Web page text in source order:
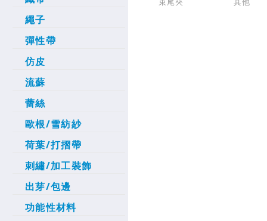
繩子
彈性帶
仿皮
流蘇
蕾絲
歐根/雪紡紗
荷葉/打摺帶
刺繡/加工裝飾
出芽/包邊
功能性材料